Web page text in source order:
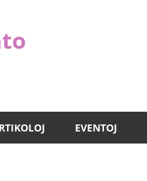
EVENTOJ